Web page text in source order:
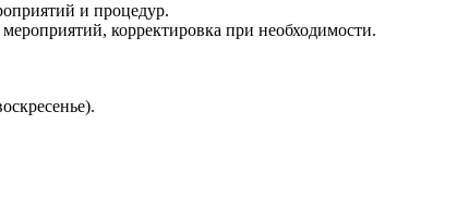
и процедур.
корректировка при необходимости.